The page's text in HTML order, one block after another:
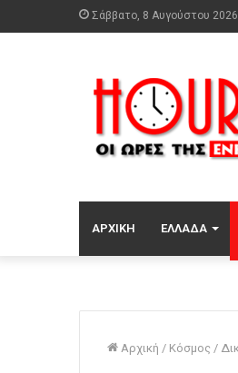
Σάββατο, 8 Αυγούστου 2026
ΑΡΧΙΚΉ ΕΛΛΆΔΑ
Αρχική / Κόσμος /